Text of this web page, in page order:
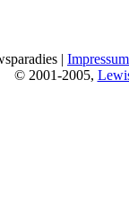
| Impressum
© 2001-2005,